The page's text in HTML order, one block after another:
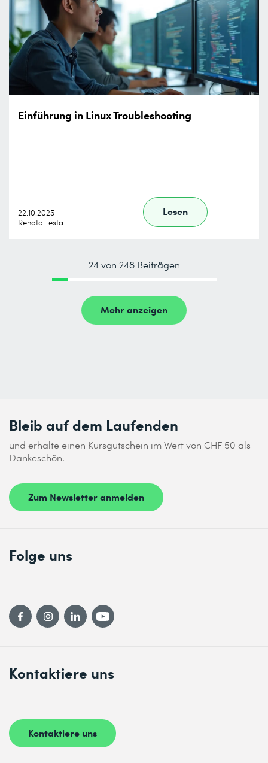
Einführung in Linux Troubleshooting
22.10.2025
Renato Testa
Lesen
24 von 248 Beiträgen
Mehr anzeigen
Bleib auf dem Laufenden
und erhalte einen Kursgutschein im Wert von CHF 50 als
Dankeschön.
Zum Newsletter anmelden
Kontaktiere uns
Kontaktiere uns
Folge uns